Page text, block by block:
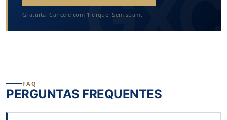
Gratuita. Cancele com 1 clique. Sem spam.
FAQ
PERGUNTAS FREQUENTES